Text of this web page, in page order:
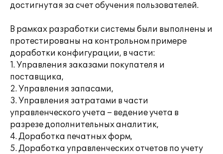
достигнутая за счет обучения пользователей.
В рамках разработки системы были выполнены и
протестированы на контрольном примере
доработки конфигурации, в части:
1. Управления заказами покупателя и
поставщика,
2. Управления запасами,
3. Управления затратами в части
управленческого учета – ведение учета в
разрезе дополнительных аналитик,
4. Доработка печатных форм,
5. Доработка управленческих отчетов по учету